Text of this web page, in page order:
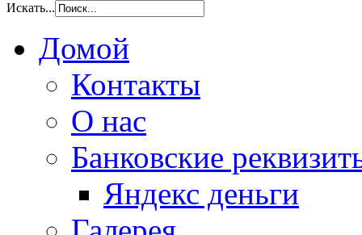
Искать...
Домой
Контакты
О нас
Банковские
Яндекс деньги